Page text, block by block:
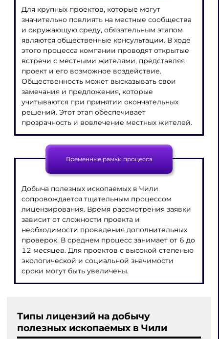
Для крупных проектов, которые могут
значительно повлиять на местные сообщества
и окружающую среду, обязательным этапом
являются общественные консультации. В ходе
этого процесса компании проводят открытые
встречи с местными жителями, представляя
проект и его возможное воздействие.
Общественность может высказывать свои
замечания и предложения, которые
учитываются при принятии окончательных
решений. Этот этап обеспечивает
прозрачность и вовлечение местных жителей.
Временные рамки процесса
Добыча полезных ископаемых в Чили
сопровождается тщательным процессом
лицензирования. Время рассмотрения заявки
зависит от сложности проекта и
необходимости проведения дополнительных
проверок. В среднем процесс занимает от 6 до
12 месяцев. Для проектов с высокой степенью
экологической и социальной значимости
сроки могут быть увеличены.
Типы лицензий на добычу
полезных ископаемых в Чили